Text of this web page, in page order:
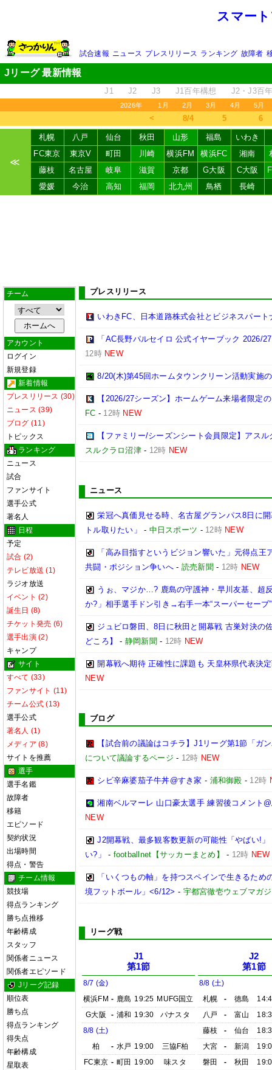
スマー
試合速報 ニュース プレスリリース ランキング 故障者
Jリーグ 最新情報
J1 J2 J3 J1百年構想 J2・J3百
2026年 1月 2月 3月 4月 5月
＜ 8/4 5 6
≪
札幌 八戸 仙台 秋田 山形 福島
いわき
FC東京
東京V 町田 川崎 横浜FM 横浜FC 湘南
藤枝
名古屋 岐阜 滋賀 京都 G大阪 C大阪
愛媛
今治 高知 福岡 北九州 鳥栖 長崎
チーム
アカウント
ログイン
新規登録
新着情報
プレスリリース (30)
ニュース (39)
ブログ (11)
トピックス
ランキング
ニュース
試合
ファンサイト
選手公式
著名人
日程
予定
試合 (2)
テレビ放送 (1)
ラジオ放送
イベント (2)
誕生日 (8)
チケット発売 (6)
選手出演 (2)
キャンプ
サイト
すべて (33)
ファンサイト (11)
チーム公式 (13)
選手公式
著名人 (1)
メディア (8)
サイトを推薦
選手
選手名鑑
故障者
移籍
エピソード
契約状況
出場時間
得点・警告
チーム情報
競技場
得点ランキング
勝ち点推移
年齢構成
スタッフ
関係者ニュース
関係者エピソード
Jリーグ記録
順位表
勝ち点
得点ランキング
得失点
年齢構成
星取表
プレスリリース
いわきFC、日本道路株式会社とビジネスパート
「AC長野パルセイロ 公式イヤーブック 2026/
12時 NEW
8/20(木)第45回ホームタウンクリーン活動実施
【2026/27シーズン】ホームゲーム来場者限定
FC - 12時 NEW
【ファミリー/シーズンシート会員限定】アス
スルクラロ沼津- 12時 NEW
ニュース
栄冠へ真価見せる時、名古屋グランパス8日に
トル取りたい」
- 中日スポーツ - 12時 NEW
「高み目指すというビジョン響いた」元得点
共闘・ポジション争いへ- 読売新聞 - 12時 NEW
うぉ、マジか…? 鹿島の守護神・早川友基、超
か?」相手選手ドン引き→右手一本“スーパーセーブ”
ジュビロ磐田、8日に秋田と開幕戦 古巣対決の
どころ】
- 静岡新聞 - 12時 NEW
開幕戦へ期待 正確性に課題も 天皇杯県代表決
NEW
ブログ
【試合前の議論はコチラ】J1リーグ第1節「ガ
について議論するページ - 12時 NEW
シビ辛麻婆茄子牛丼@すき家 - 浦和御殿 - 12時
湘南ベルマーレ 山口豪太選手 練習後コメント
NEW
J2開幕戦、最多観客数更新の可能性「やばい!
い?」
- footballnet【サッカーまとめ】 - 12時 NEW
「いくつもの軸」を持つスペインで生きるた
境フットボール」<6/12> - 宇都宮徹壱ウェブマガ
リーグ戦
J1
第1節
8/7 (金)
横浜FM - 鹿島 19:25 MUFG国立
G大阪
- 浦和 19:30
パナスタ
8/8 (土)
柏
- 水戸 19:00
三協F柏
FC東京 - 町田 19:00
味スタ
J2
第1節
8/8 (土)
札幌
- 徳島
八戸
- 富山
藤枝
- 仙台
大宮
- 新潟
磐田
- 秋田